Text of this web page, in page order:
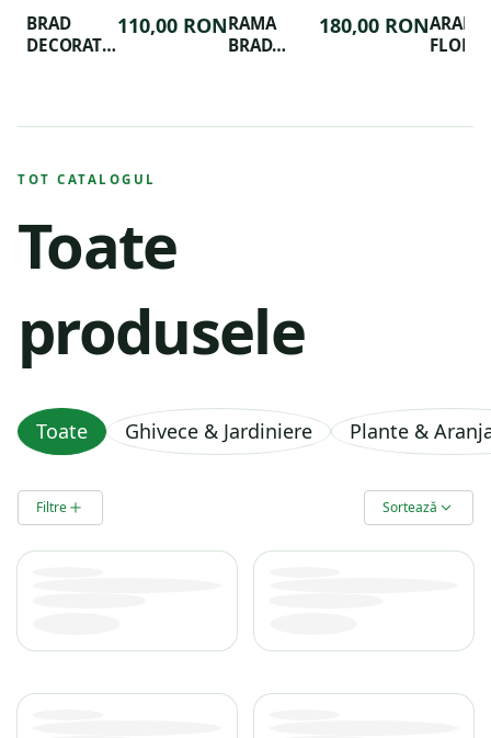
BRAD
DECORAT
110,00 RONRAMA
BRAD
180,00 RON
TOT CATALOGUL
Toate
produsele
Toate Ghivece & Jardiniere Plante &
Produse
Filtre Sortează